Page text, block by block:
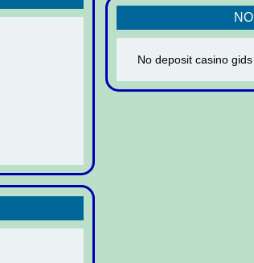
NO
No deposit casino gids